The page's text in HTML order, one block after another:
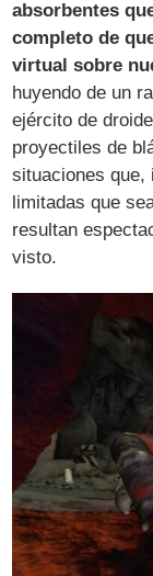
absorbentes
completo de
virtual sobre
huyendo de un
ejército de
proyectiles de
situaciones que,
limitadas que
resultan
visto.